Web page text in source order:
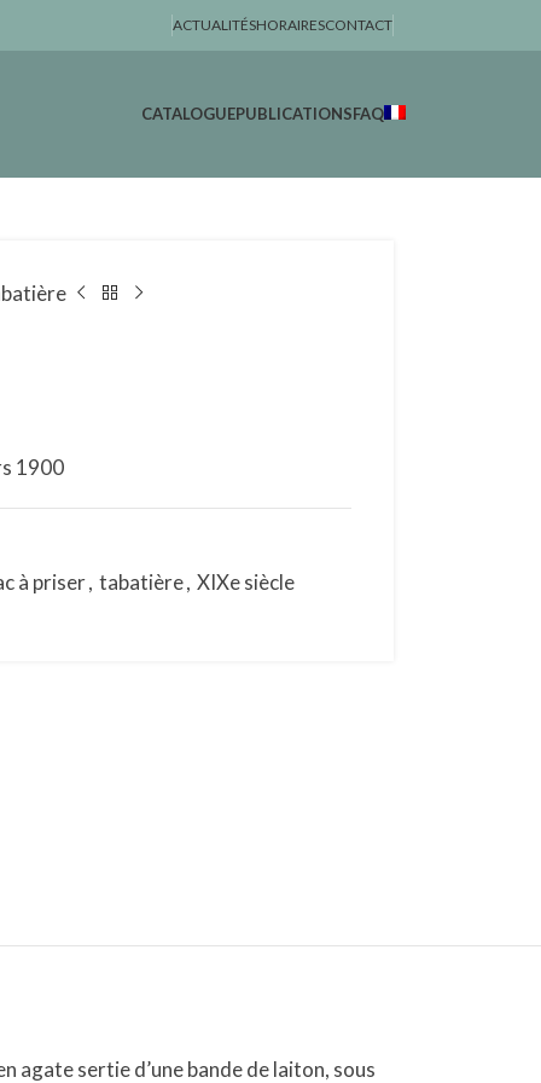
ACTUALITÉSHORAIRESCONTACT
CATALOGUEPUBLICATIONSFAQ
1900
à priser, tabatière, XIXe siècle
agate sertie d’une bande de laiton, sous